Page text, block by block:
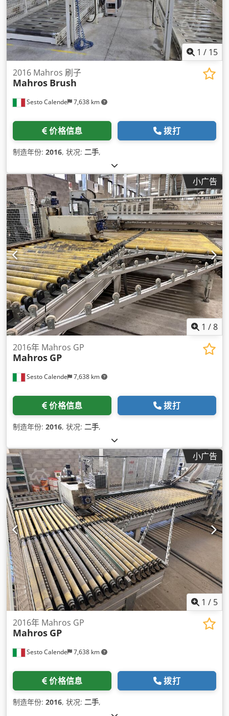
1 / 15
Sesto Calende 7,638 km
2016 Mahros 刷子
Mahros Brush
价格信息 拨打
制造年份: 2016, 状况: 二手,
小广告
1 /8
Sesto Calende 7,638 km
2016年 Mahros GP
Mahros GP
价格信息 拨打
制造年份: 2016, 状况: 二手,
小广告
1 / 5
Sesto Calende 7,638 km
2016年 Mahros GP
Mahros GP
价格信息 拨打
制造年份: 2016, 状况: 二手,